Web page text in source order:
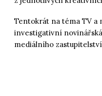
Tentokrát na téma TV a
investigativní
mediálního